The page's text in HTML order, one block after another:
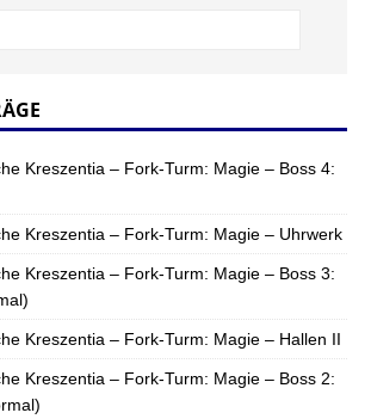
Kreszentia – Fork-Turm: Magie – Boss 4:
Kreszentia – Fork-Turm: Magie – Uhrwerk
Kreszentia – Fork-Turm: Magie – Boss 3:
Kreszentia – Fork-Turm: Magie – Hallen II
Kreszentia – Fork-Turm: Magie – Boss 2: